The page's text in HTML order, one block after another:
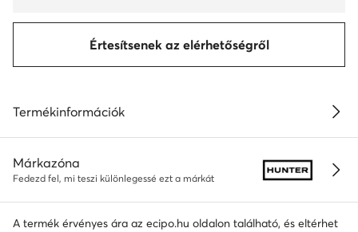
Értesítsenek az elérhetőségről
Termékinformációk
Márkazóna
Fedezd fel, mi teszi különlegessé ezt a márkát
A termék érvényes ára az ecipo.hu oldalon található, és eltérhet